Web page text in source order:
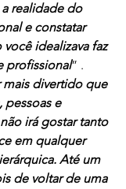
realidade do
e constatar
idealizava faz
profissional” .
mais divertido que
pessoas e
irá gostar tanto
em qualquer
Até um
de voltar de uma